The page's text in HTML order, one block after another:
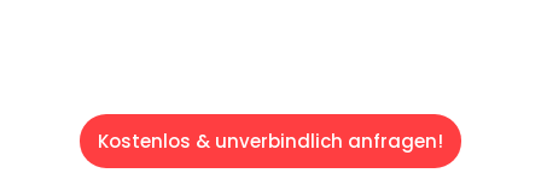
Kostenlos & unverbindlich anfragen!